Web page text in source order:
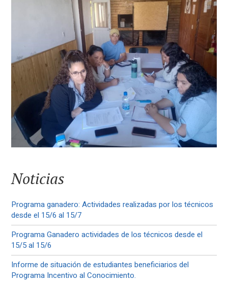
Noticias
Programa ganadero: Actividades realizadas por los técnicos
desde el 15/6 al 15/7
Programa Ganadero actividades de los técnicos desde el
15/5 al 15/6
Informe de situación de estudiantes beneficiarios del
Programa Incentivo al Conocimiento.